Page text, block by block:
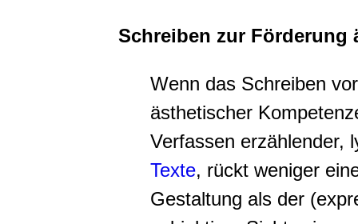
Schreiben zur Förderung
Wenn das Schreiben
ästhetischer
Verfassen erzählender,
Texte, rückt weniger
Gestaltung als der